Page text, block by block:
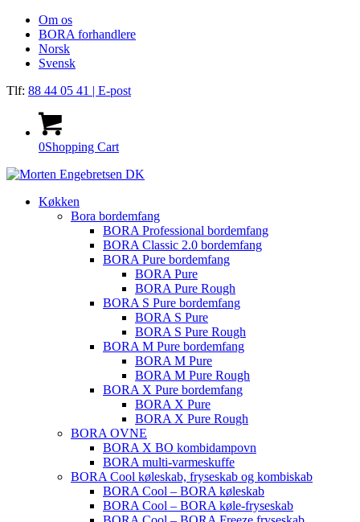
Om os
BORA forhandlere
Norsk
Svensk
Tlf: 88 44 05 41 | E-post
0Shopping Cart
Køkken
Bora bordemfang
BORA Professional bordemfang
BORA Classic 2.0 bordemfang
BORA Pure bordemfang
BORA Pure
BORA Pure Rough
BORA S Pure bordemfang
BORA S Pure
BORA S Pure Rough
BORA M Pure bordemfang
BORA M Pure
BORA M Pure Rough
BORA X Pure bordemfang
BORA X Pure
BORA X Pure Rough
BORA OVNE
BORA X BO kombidampovn
BORA multi-varmeskuffe
BORA Cool køleskab, fryseskab og kombiskab
BORA Cool – BORA køleskab
BORA Cool – BORA køle-fryseskab